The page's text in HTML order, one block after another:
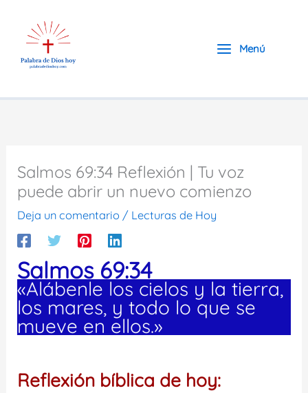
contenido
Menú
Salmos 69:34 Reflexión | Tu voz
puede abrir un nuevo comienzo
Deja un comentario / Lecturas de Hoy
Salmos 69:34
«Alábenle los cielos y la tierra,
los mares, y todo lo que se
mueve en ellos.»
Reflexión bíblica de hoy: